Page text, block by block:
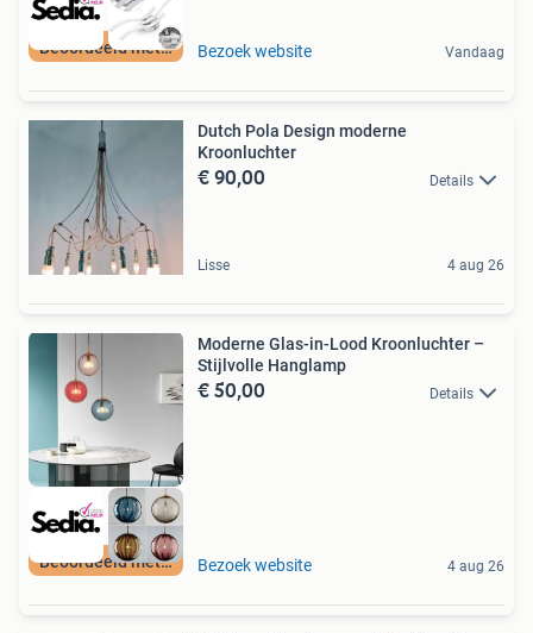
Beoordeeld met 9+ Bezoek website Vandaag
Dutch Pola Design moderne
Kroonluchter
€ 90,00 Details
Lisse 4 aug 26
Beoordeeld met 9+
Moderne Glas-in-Lood Kroonluchter –
Stijlvolle Hanglamp
€ 50,00 Details
Bezoek website 4 aug 26